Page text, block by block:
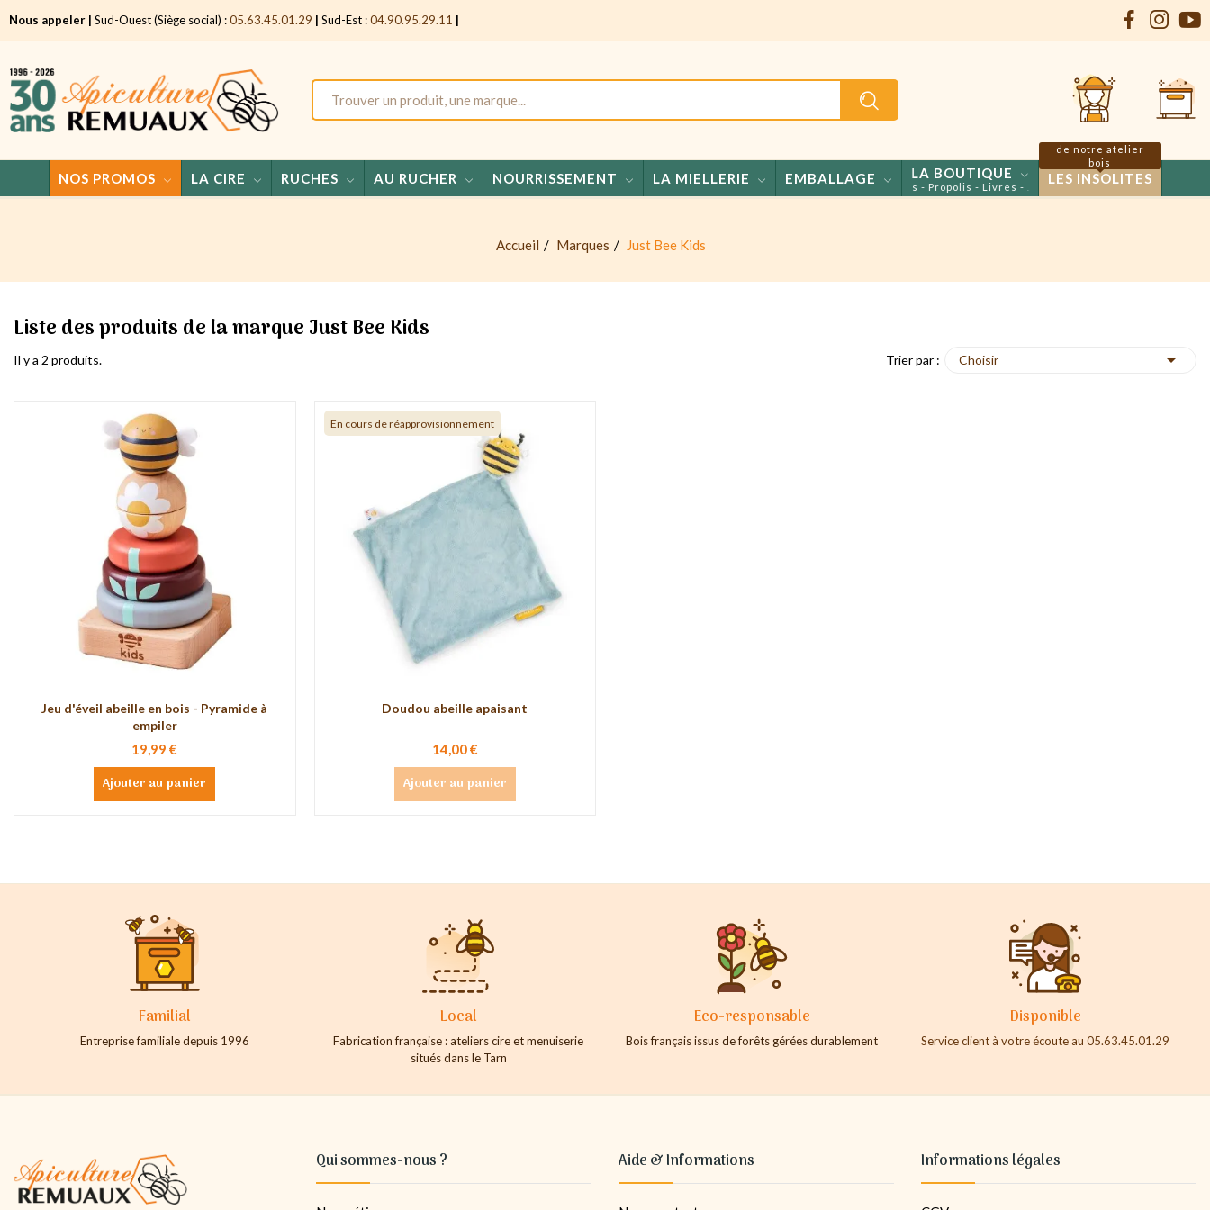
Nous appeler | Sud-Ouest (Siège social) :05.63.45.01.29 | Sud-Est :04.90.95.29.11 |
NOS PROMOS LA CIRE RUCHES AU RUCHER NOURRISSEMENT LA MIELLERIE EMBALLAGE LA BOUTIQUE
Miels - Confiseries - Propolis - Livres - Jeux
LES INSOLITES
de notre atelier
bois
Accueil Marques Just Bee Kids
Liste des produits de la marque Just Bee Kids
Il y a 2 produits. Trier par : Choisir 
Jeu d'éveil abeille en bois - Pyramide à
empiler
19,99 €
Ajouter au panier
En cours de réapprovisionnement
Doudou abeille apaisant
14,00 €
Ajouter au panier
Familial
Entreprise familiale depuis 1996
Local
Fabrication française : ateliers cire et menuiserie
situés dans le Tarn
Eco-responsable
Bois français issus de forêts gérées durablement
Disponible
Service client à votre écoute au 05.63.45.01.29
Qui sommes-nous ? Aide & Informations Informations légales